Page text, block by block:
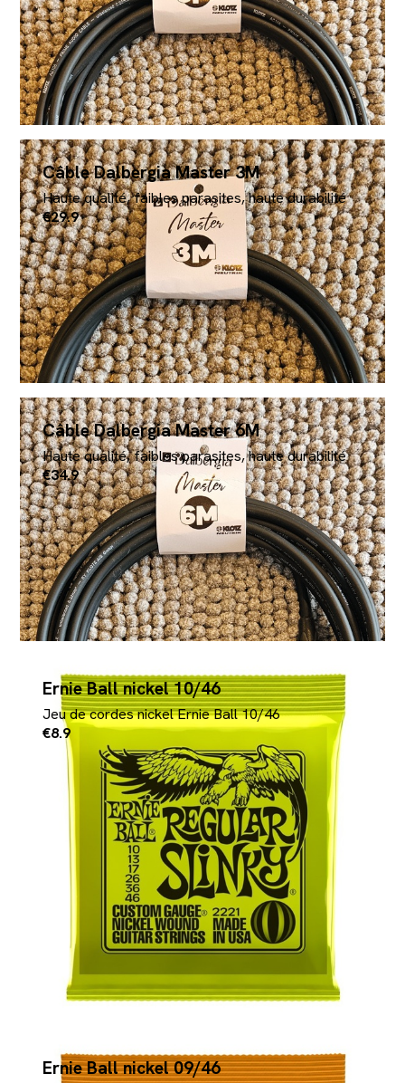
Câble Dalbergia Master 3M
Haute qualité, faibles parasites, haute durabilité
€29.9
Câble Dalbergia Master 6M
Haute qualité, faibles parasites, haute durabilité
€34.9
Ernie Ball nickel 10/46
Jeu de cordes nickel Ernie Ball 10/46
€8.9
Ernie Ball nickel 09/46